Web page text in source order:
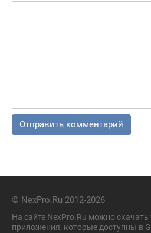
© NexPro.Ru 2012-2026
На сайте NexPro.Ru можно
приложения, которые доступны в